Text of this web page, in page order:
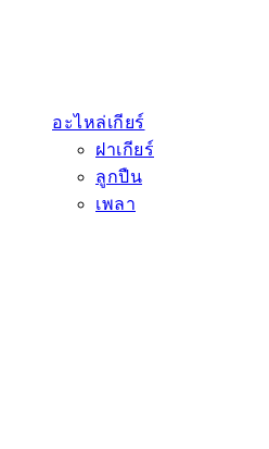
อะไหล่เกียร์
ฝาเกียร์
ลูกปืน
เพลา